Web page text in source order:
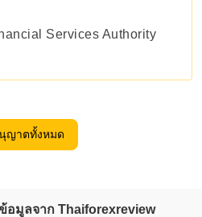
Services Authority
ญาตทั้งหมด
อมูลจาก Thaiforexreview